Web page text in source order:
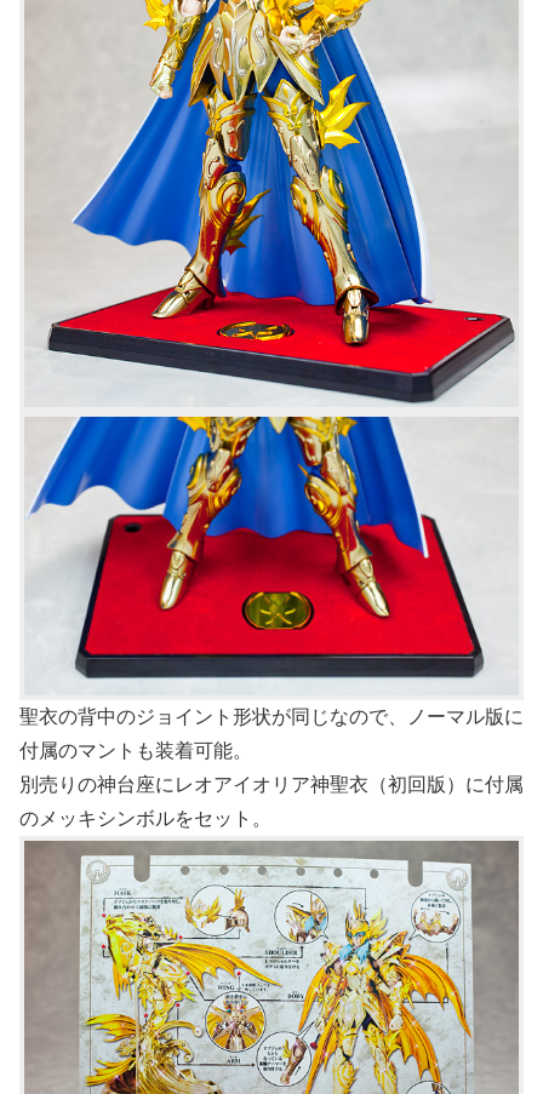
聖衣の背中のジョイント形状が同じなので、ノーマル版に
付属のマントも装着可能。
別売りの神台座にレオアイオリア神聖衣（初回版）に付属
のメッキシンボルをセット。